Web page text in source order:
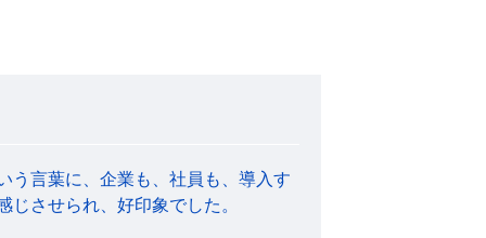
う言葉に、企業も、社員も、導入す
させられ、好印象でした。